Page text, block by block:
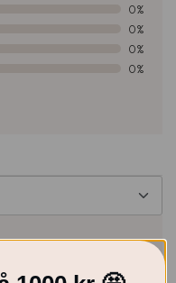
0%
0%
0%
0%